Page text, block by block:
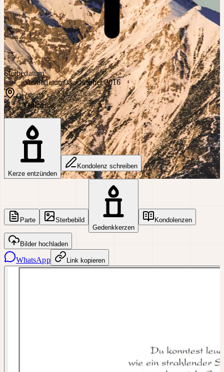
Sterbedatum
Sterbedatum08. Oktober 2016
Ort
OrtInzing
Kerze entzünden
Kondolenz schreiben
Parte
Sterbebild
Gedenkkerzen
Kondolenzen
Bilder hochladen
WhatsApp Link kopieren